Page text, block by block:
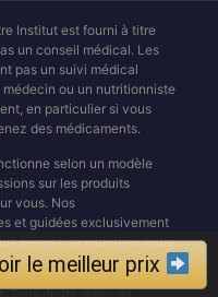
Institut est fourni à titre
un conseil médical. Les
pas un suivi médical
ou un nutritionniste
en particulier si vous
des médicaments.
selon un modèle
sur les produits
vous. Nos
et guidées exclusivement
permet de maintenir notre
était : 79,95
actuel est
le meilleur prix